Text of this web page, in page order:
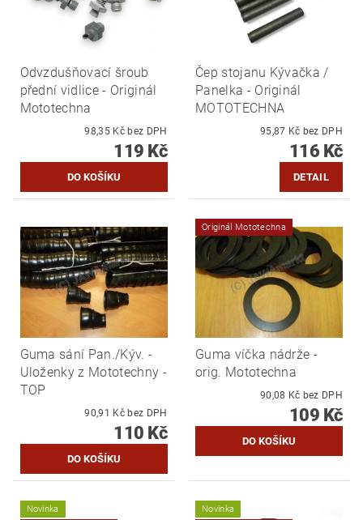
Odvzdušňovací šroub
přední vidlice - Originál
Mototechna
98,35 Kč bez DPH
119 Kč
Čep stojanu Kývačka /
Panelka - Originál
MOTOTECHNA
95,87 Kč bez DPH
116 Kč
DETAIL
Guma sání Pan./Kýv. -
Uloženky z Mototechny -
TOP
90,91 Kč bez DPH
110 Kč
Originál Mototechna
Guma víčka nádrže -
orig. Mototechna
90,08 Kč bez DPH
109 Kč
Novinka Novinka